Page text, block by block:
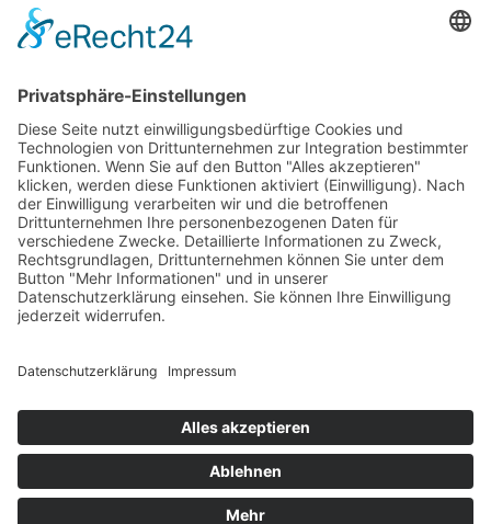
FACEBOOKINSTAGRAM
KURSE
KONTAKT
AGB AKADEMIE
DATENSCHUTZ